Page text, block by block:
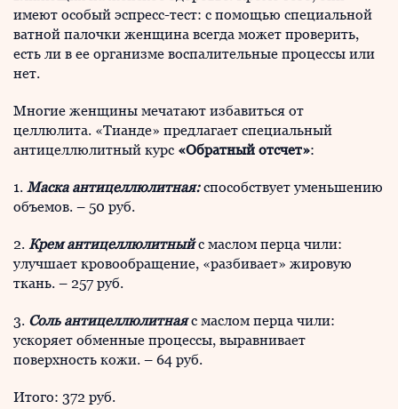
имеют особый эспресс-тест: с помощью специальной
ватной палочки женщина всегда может проверить,
есть ли в ее организме воспалительные процессы или
нет.
Многие женщины мечатают избавиться от
целлюлита. «Тианде» предлагает специальный
антицеллюлитный курс «Обратный отсчет»:
1. Маска антицеллюлитная:способствует уменьшению
объемов. – 50 руб.
2. Крем антицеллюлитныйс маслом перца чили:
улучшает кровообращение, «разбивает» жировую
ткань. – 257 руб.
3. Соль антицеллюлитнаяс маслом перца чили:
ускоряет обменные процессы, выравнивает
поверхность кожи. – 64 руб.
Итого: 372 руб.